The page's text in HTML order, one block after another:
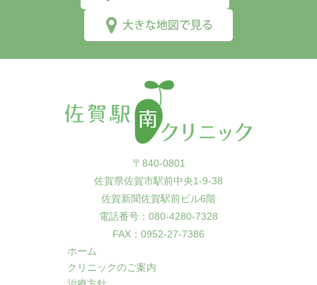
〒840-0801
佐賀県佐賀市駅前中央1-9-38
佐賀新聞佐賀駅前ビル6階
電話番号：080-4280-7328
FAX：0952-27-7386
ホーム
クリニックのご案内